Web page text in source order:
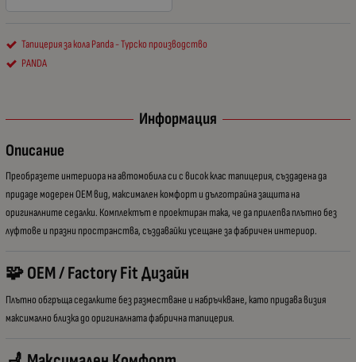
Тапицерия за кола Panda - Турско производство
PANDA
Информация
Описание
Преобразете интериора на автомобила си с висок клас тапицерия, създадена да
придаде модерен OEM вид, максимален комфорт и дълготрайна защита на
оригиналните седалки. Комплектът е проектиран така, че да прилепва плътно без
луфтове и празни пространства, създавайки усещане за фабричен интериор.
🧩 OEM / Factory Fit Дизайн
Плътно обгръща седалките без разместване и набръчкване, като придава визия
максимално близка до оригиналната фабрична тапицерия.